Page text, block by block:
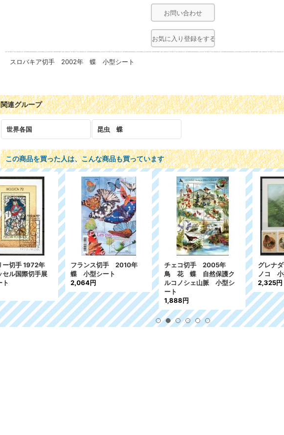
お問い合わせ
お気に入り登録をする
スロバキア切手 2002年 蝶 小型シート
関連グループ
世界各国 昆虫 蝶
この商品を買った人は、こんな商品も買っています
チェコ切手 2005年
鳥 花 蝶 自然保護ク
ルコノシェ山脈 小型シ
1,888円
グレナダ切手1986年 キ
ノコ 小型シート
ガンビア切手 2014年
犬 【小型シート】セ
ット